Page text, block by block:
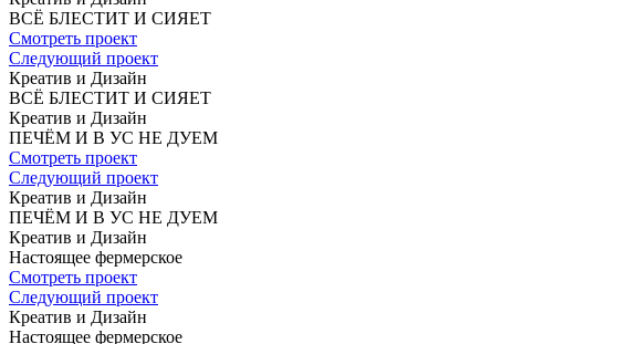
ВСЁ БЛЕСТИТ И СИЯЕТ
Смотреть проект
Следующий проект
Креатив и Дизайн
ВСЁ БЛЕСТИТ И СИЯЕТ
Креатив и Дизайн
ПЕЧЁМ И В УС НЕ ДУЕМ
Смотреть проект
Следующий проект
Креатив и Дизайн
ПЕЧЁМ И В УС НЕ ДУЕМ
Креатив и Дизайн
Настоящее фермерское
Смотреть проект
Следующий проект
Креатив и Дизайн
Настоящее фермерское